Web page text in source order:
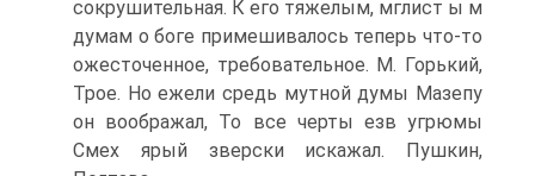
сокрушительная. К его тяжелым, мглист ы м
думам о боге примешивалось теперь что-то
ожесточенное, требовательное. М. Горький,
Трое. Но ежели средь мутной думы Мазепу
он воображал, То все черты езв угрюмы
Смех ярый зверски искажал. Пушкин,